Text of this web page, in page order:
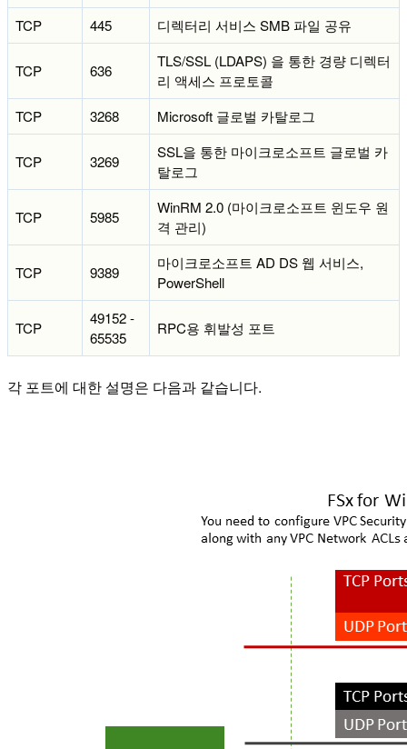
TCP
445 디렉터리 서비스 SMB 파일 공유
TCP 636
TLS/SSL (LDAPS) 을 통한 경량 디렉터
리 액세스 프로토콜
TCP
3268 Microsoft 글로벌 카탈로그
TCP 3269
SSL을 통한 마이크로소프트 글로벌 카
탈로그
TCP 5985
WinRM 2.0 (마이크로소프트 윈도우 원
격 관리)
TCP 9389
마이크로소프트 AD DS 웹 서비스,
PowerShell
TCP
49152 -
65535
RPC용 휘발성 포트
각 포트에 대한 설명은 다음과 같습니다.